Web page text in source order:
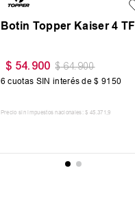
Botin Topper Kaiser 4 TF
$ 54. 900 $ 64.900
6 cuotas SIN interés de$ 9150
Precio sin impuestos nacionales: $ 45 371 ,9